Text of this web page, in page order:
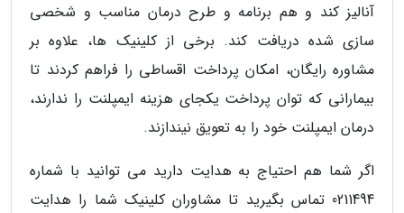
آنالیز کند و هم برنامه و طرح درمان مناسب و شخصی
سازی شده دریافت کند. برخی از کلینیک ها، علاوه بر
مشاوره رایگان، امکان پرداخت اقساطی را فراهم کردند تا
بیمارانی که توان پرداخت یکجای هزینه ایمپلنت را ندارند،
درمان ایمپلنت خود را به تعویق نیندازند.
اگر شما هم احتیاج به هدایت دارید می توانید با شماره
0211494 تماس بگیرید تا مشاوران کلینیک شما را هدایت